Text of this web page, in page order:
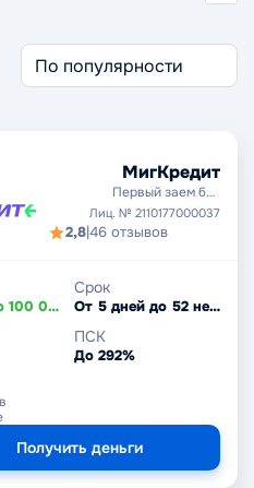
МигКредит
Первый заем без
процентов
Лиц. № 2110177000037
2,8|46 отзывов
От 3 000 до 100 000 ₽
Срок
От 5 дней до 52 недель
ПСК
До 292%
Получить деньги